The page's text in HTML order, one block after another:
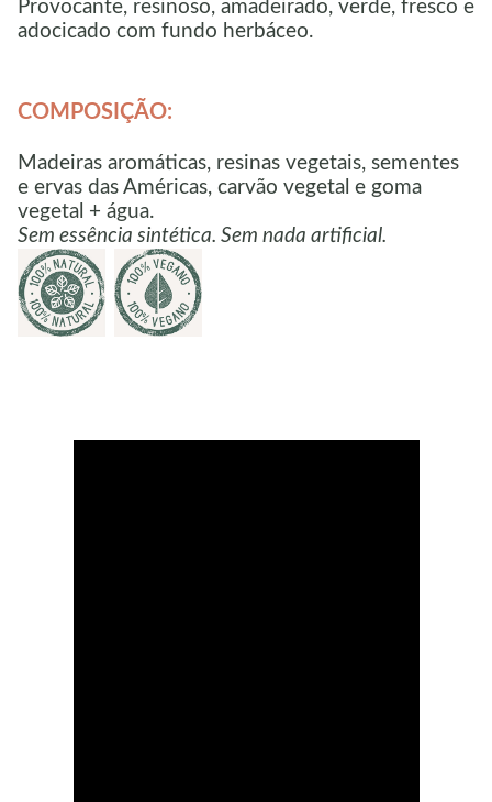
Provocante, resinoso, amadeirado, verde, fresco e
adocicado com fundo herbáceo.
COMPOSIÇÃO:
Madeiras aromáticas, resinas vegetais, sementes
e ervas das Américas, carvão vegetal e goma
vegetal + água.
Sem essência sintética. Sem nada artificial.